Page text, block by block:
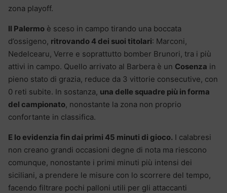
zona playoff.
Il Palermo è sceso in campo tirando una boccata
d’ossigeno, ritrovando 4 dei suoi titolari: Marconi,
Nedelcearu, Verre e soprattutto bomber Brunori, tra i più
attivi in campo. Quello arrivato al Barbera è un Cosenza in
pieno stato di grazia, reduce da 3 vittorie consecutive, con
0 reti subite. In sostanza, una delle squadre più in forma
del campionato, nonostante la zona non proprio
confortante in classifica.
E lo evidenzia fin dai primi 45 minuti di gioco. I calabresi
non creano grandi occasioni degne di nota ma riescono
comunque, nonostante i primi minuti più intensi dei
siciliani, a prendere le misure con lo scorrere del tempo,
facendo filtrare pochi palloni utili per gli attaccanti